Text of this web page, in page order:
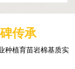
传承
种植育苗岩棉基质实